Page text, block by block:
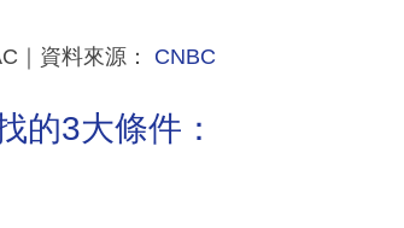
｜資料來源： CNBC
的3大條件：